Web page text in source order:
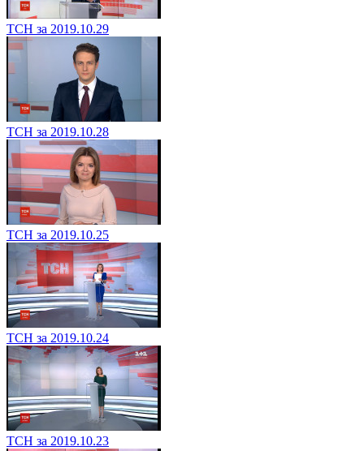
ТСН за 2019.10.29
ТСН за 2019.10.28
ТСН за 2019.10.25
ТСН за 2019.10.24
ТСН за 2019.10.23